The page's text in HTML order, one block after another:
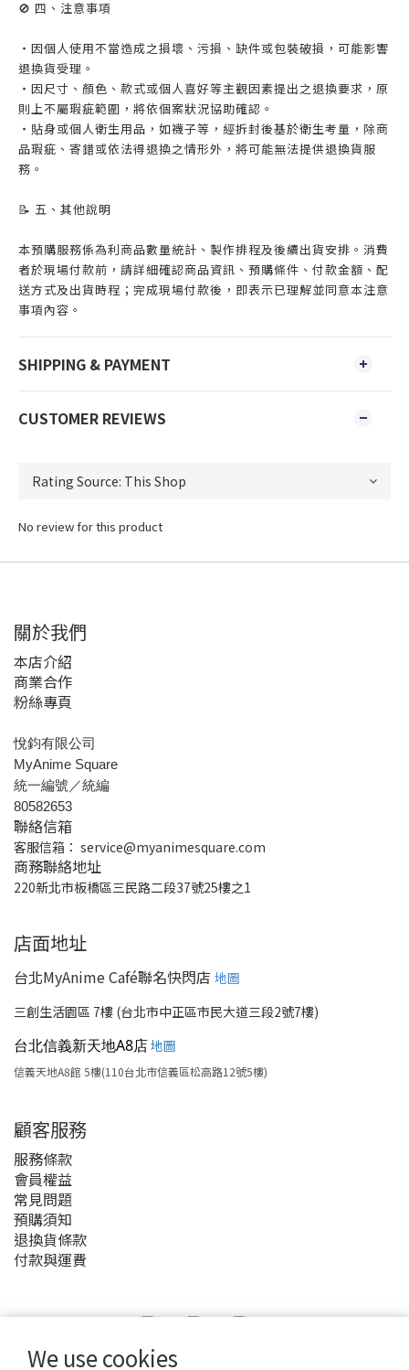
We use cookies
🚫 四、注意事項
・因個人使用不當造成之損壞、污損、缺件或包裝破損，可能影響
退換貨受理。
・因尺寸、顏色、款式或個人喜好等主觀因素提出之退換要求，原
則上不屬瑕疵範圍，將依個案狀況協助確認。
・貼身或個人衛生用品，如襪子等，經拆封後基於衛生考量，除商
品瑕疵、寄錯或依法得退換之情形外，將可能無法提供退換貨服
務。
📝 五、其他說明
本預購服務係為利商品數量統計、製作排程及後續出貨安排。消費
者於現場付款前，請詳細確認商品資訊、預購條件、付款金額、配
送方式及出貨時程；完成現場付款後，即表示已理解並同意本注意
事項內容。
SHIPPING & PAYMENT
CUSTOMER REVIEWS
No review for this product
關於我們
本店介紹
商業合作
粉絲專頁
悅鈞有限公司
MyAnime Square
統一編號／統編
80582653
聯絡信箱
客服信箱： service@myanimesquare.com
商務聯絡地址
220新北市板橋區三民路二段37號25樓之1
店面地址
台北MyAnime Café聯名快閃店 地圖
三創生活園區 7樓 (台北市中正區市民大道三段2號7樓)
台北信義新天地A8店地圖
信義天地A8館 5樓(110台北市信義區松高路12號5樓)
顧客服務
服務條款
會員權益
常見問題
預購須知
退換貨條款
付款與運費